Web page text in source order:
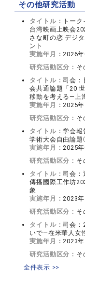
その他研究活動
タイトル： トー
台湾映画上映会
さな町の恋 デジ
ント
実施年月：2026年
研究活動区分： そ
タイトル：司会：
会共通論題「20
移動を考える―上
実施年月：2025年
研究活動区分： そ
タイトル：学会報
学術大会自由論題
実施年月：2025
研究活動区分： そ
タイトル：司会：
傳播國際工作坊
象
実施年月：2023年
研究活動区分： そ
タイトル：司会：
いで―在米華人女
実施年月：2023年
研究活動区分： そ
全件表示 >>